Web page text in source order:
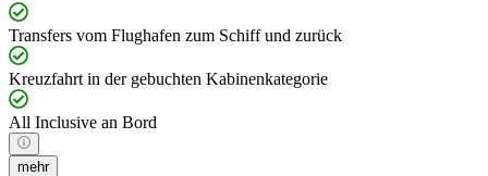
Transfers vom Flughafen zum Schiff und zurück
Kreuzfahrt in der gebuchten Kabinenkategorie
All Inclusive an Bord
mehr